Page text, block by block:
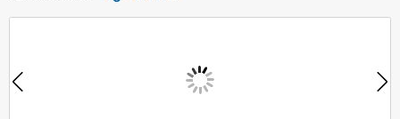
terreni perimetrali quasi
- Bene 1 posto al piano strada, con